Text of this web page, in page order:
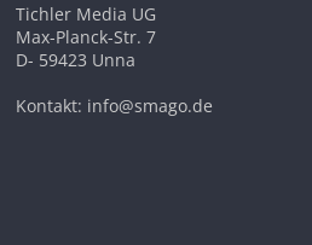
Tichler Media UG
Max-Planck-Str. 7
D- 59423 Unna
Kontakt: info@smago.de